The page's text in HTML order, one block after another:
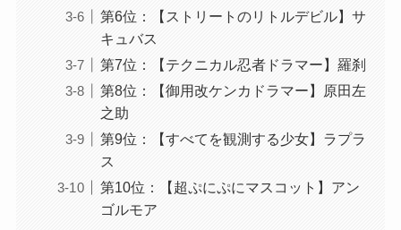
第6位：【ストリートのリトルデビル】サ
キュバス
第7位：【テクニカル忍者ドラマー】羅刹
第8位：【御用改ケンカドラマー】原田左
之助
第9位：【すべてを観測する少女】ラプラ
ス
第10位：【超ぷにぷにマスコット】アン
ゴルモア